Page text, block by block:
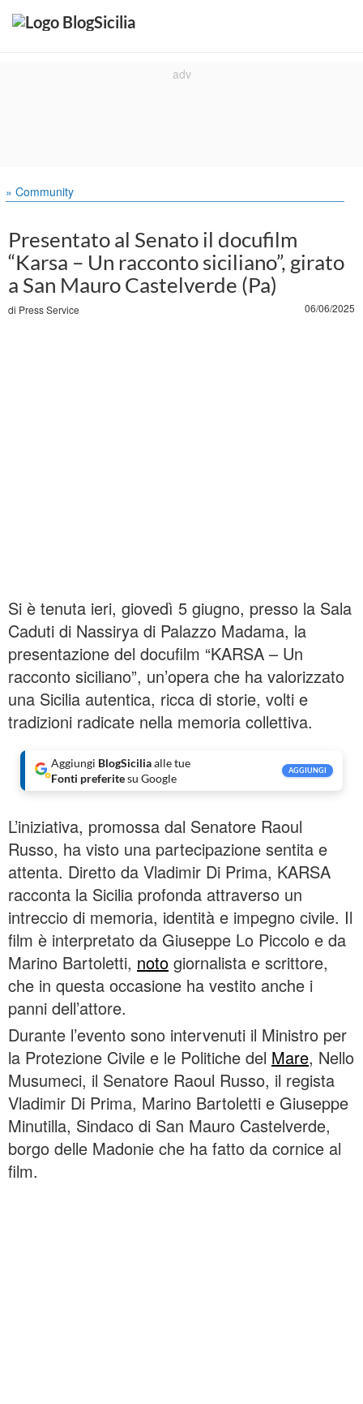
» Community
Presentato al Senato il docufilm
“Karsa – Un racconto siciliano”, girato
a San Mauro Castelverde (Pa)
di Press Service 06/06/2025
Si è tenuta ieri, giovedì 5 giugno, presso la Sala
Caduti di Nassirya di Palazzo Madama, la
presentazione del docufilm “KARSA – Un
racconto siciliano”, un’opera che ha valorizzato
una Sicilia autentica, ricca di storie, volti e
tradizioni radicate nella memoria collettiva.
Aggiungi BlogSiciliaalle tue
Fonti preferitesu Google
AGGIUNGI
L’iniziativa, promossa dal Senatore Raoul
Russo, ha visto una partecipazione sentita e
attenta. Diretto da Vladimir Di Prima, KARSA
racconta la Sicilia profonda attraverso un
intreccio di memoria, identità e impegno civile. Il
film è interpretato da Giuseppe Lo Piccolo e da
Marino Bartoletti, noto giornalista e scrittore,
che in questa occasione ha vestito anche i
panni dell’attore.
Durante l’evento sono intervenuti il Ministro per
la Protezione Civile e le Politiche del Mare, Nello
Musumeci, il Senatore Raoul Russo, il regista
Vladimir Di Prima, Marino Bartoletti e Giuseppe
Minutilla, Sindaco di San Mauro Castelverde,
borgo delle Madonie che ha fatto da cornice al
film.